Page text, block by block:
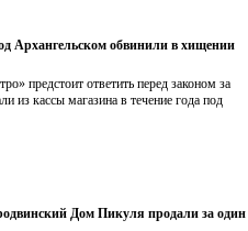
Архангельском обвинили в хищении
предстоит ответить перед законом за
из кассы магазина в течение года под
Дом Пикуля продали за один